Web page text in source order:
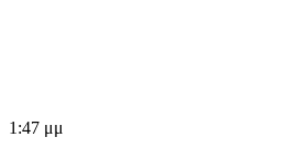
1:47 μμ